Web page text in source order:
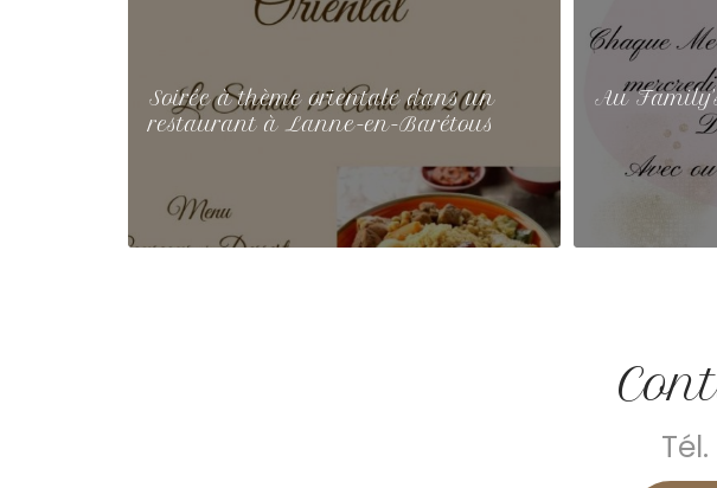
Soirée à thème orientale dans un
restaurant à Lanne-en-Barétous
Au
Tél.